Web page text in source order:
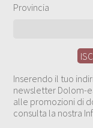
Provincia
Inserendo il tuo
newsletter Dolom-
alle promozioni di
consulta la nostra